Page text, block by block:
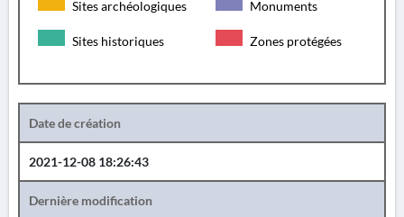
Sites archéologiques Monuments
Sites historiques Zones protégées
Date de création
2021-12-08 18:26:43
Dernière modification